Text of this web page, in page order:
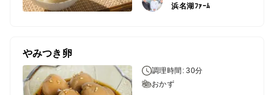
浜名湖ﾌｧｰﾑ
やみつき卵
調理時間: 30分
おかず